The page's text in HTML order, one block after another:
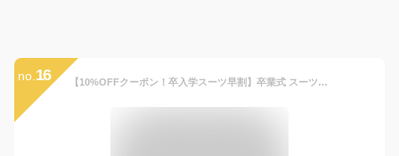
no. 16 【10%OFFクーポン！卒入学スーツ早割】卒業式 スーツ 女の子 小学校女子 小学生 パンツ 150 160 165 パンツスーツ 4点セット 子供服 卒服 小学校卒業式スーツ 子供スーツ ジュニアスーツ フォーマル 結婚式 お受験 ダニエル